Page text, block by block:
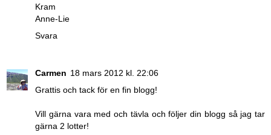
Kram
Anne-Lie
Svara
Carmen 18 mars 2012 kl. 22:06
Grattis och tack för en fin blogg!
Vill gärna vara med och tävla och följer din blogg så jag tar
gärna 2 lotter!